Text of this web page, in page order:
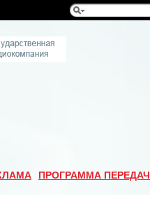
ПРОГРАММА ПЕРЕДАЧ